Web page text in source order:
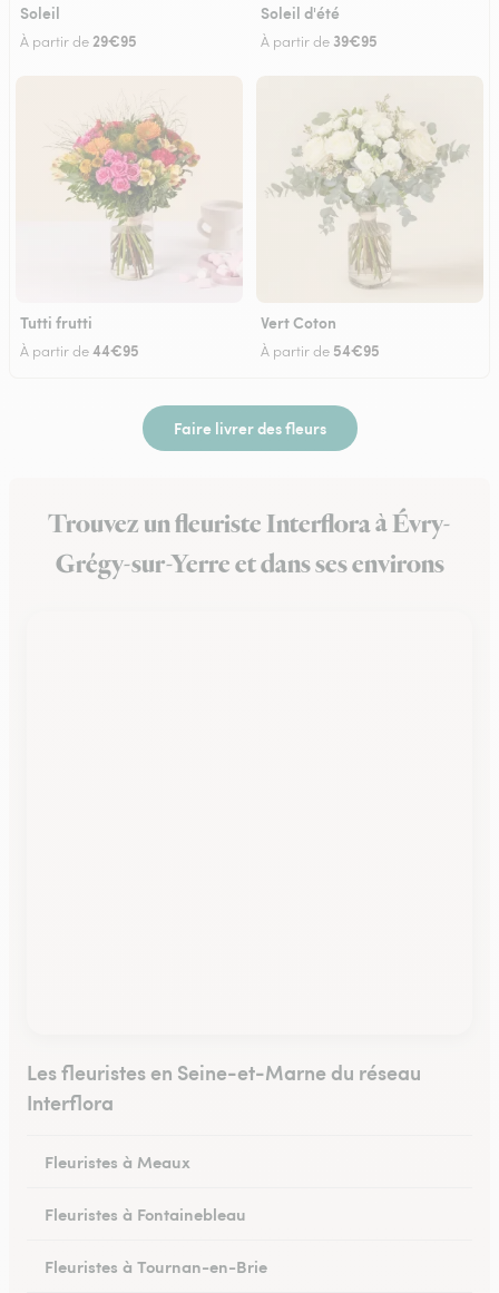
Soleil
À partir de 29€95
Soleil d'été
À partir de 39€95
Tutti frutti
À partir de44€95
Vert Coton
À partir de 54€95
Faire livrer des fleurs
Trouvez un fleuriste Interflora à Évry-
Grégy-sur-Yerre et dans ses environs
Les fleuristes en Seine-et-Marne du réseau
Interflora
Fleuristes à Meaux
Fleuristes à Fontainebleau
Fleuristes à Tournan-en-Brie